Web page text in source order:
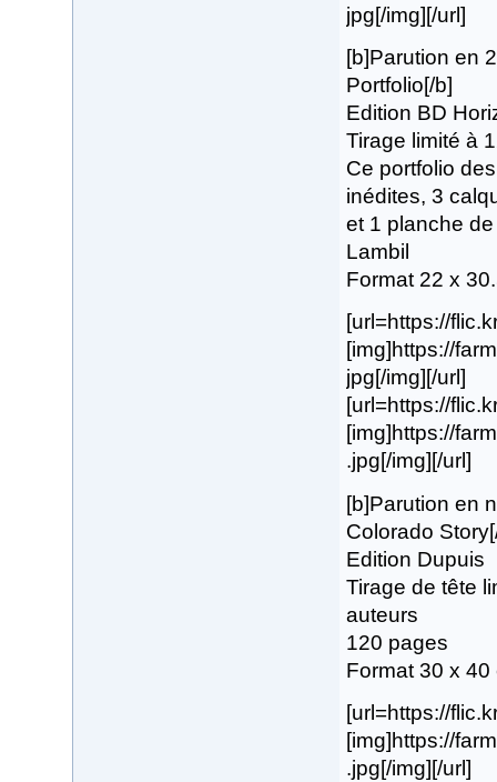
jpg[/img][/url]
[b]Parution en
Portfolio[/b]
Edition BD
Tirage limité à
Ce portfolio
inédites, 3
et 1 planche
Lambil
Format 22 x
[url=https://
[img]https://
jpg[/img][/url]
[url=https://
[img]https://
.jpg[/img][/url]
[b]Parution en
Colorado
Edition Dupuis
Tirage de tête
auteurs
120 pages
Format 30 x 40
[url=https://
[img]https://
.jpg[/img][/url]